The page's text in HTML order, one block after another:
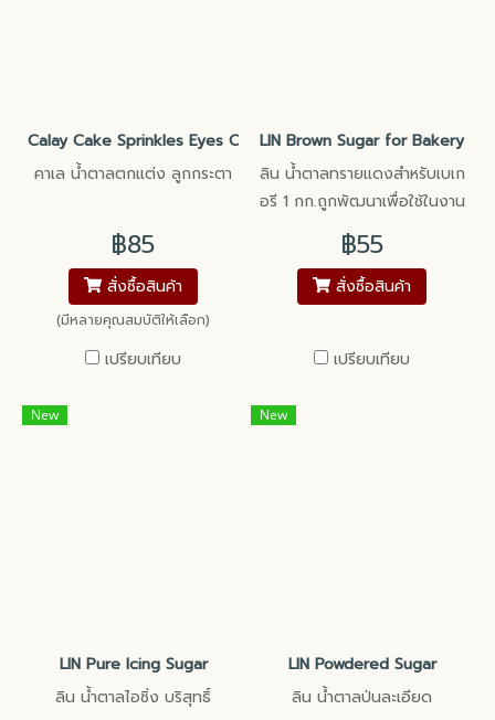
Calay Cake Sprinkles Eyes Candy
คาเล น้ำตาลตกแต่ง ลูกกระตา
฿85
สั่งซื้อสินค้า
(มีหลายคุณสมบัติให้เลือก)
เปรียบเทียบ
LIN Brown Sugar for Bakery
ลิน น้ำตาลทรายแดงสำหรับเบเก
อรี 1 กก.ถูกพัฒนาเพื่อใช้ในงาน
เบเกอรี่โดยเฉพาะ
฿55
สั่งซื้อสินค้า
เปรียบเทียบ
New
LIN Pure Icing Sugar
ลิน น้ำตาลไอซิ่ง บริสุทธิ์
New
LIN Powdered Sugar
ลิน น้ำตาลป่นละเอียด